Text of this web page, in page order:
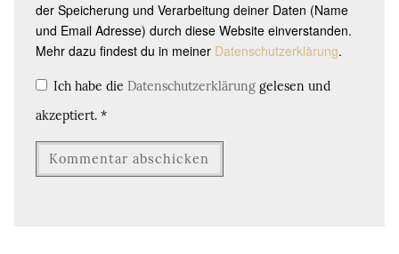
der Speicherung und Verarbeitung deiner Daten (Name
und Email Adresse) durch diese Website einverstanden.
Mehr dazu findest du in meiner Datenschutzerklärung.
Ich habe die Datenschutzerklärung gelesen und
akzeptiert. *